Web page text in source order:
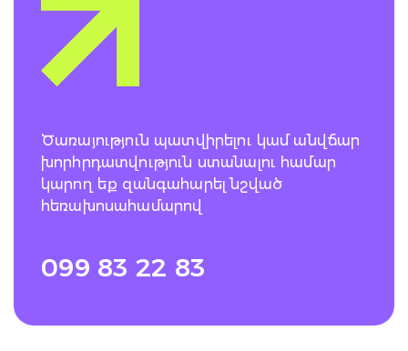
Ծառայություն պատվիրելու կամ անվճար
խորհրդատվություն ստանալու համար
կարող եք զանգահարել նշված
հեռախոսահամարով
099 83 22 83